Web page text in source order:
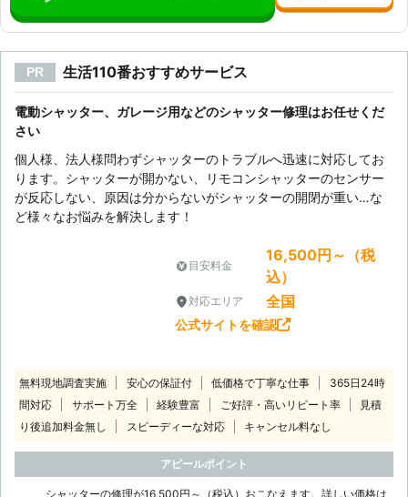
PR 生活110番おすすめサービス
電動シャッター、ガレージ用などのシャッター修理はお任せくだ
さい
個人様、法人様問わずシャッターのトラブルへ迅速に対応してお
ります。シャッターが開かない、リモコンシャッターのセンサー
が反応しない、原因は分からないがシャッターの開閉が重い…な
ど様々なお悩みを解決します！
目安料金
16,500円～（税
込）
対応エリア 全国
公式サイトを確認
無料現地調査実施 安心の保証付 低価格で丁寧な仕事
365日24時
間対応
サポート万全 経験豊富 ご好評・高いリピート率
見積
り後追加料金無し
スピーディーな対応 キャンセル料なし
アピールポイント
シャッターの修理が16,500円～（税込）おこなえます。詳しい価格は